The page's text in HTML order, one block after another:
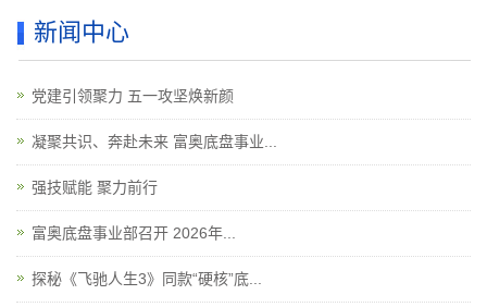
新闻中心
党建引领聚力 五一攻坚焕新颜
凝聚共识、奔赴未来 富奥底盘事业...
强技赋能 聚力前行
富奥底盘事业部召开 2026年...
探秘《飞驰人生3》同款“硬核”底...